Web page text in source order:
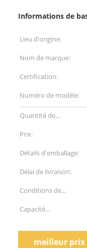
Informations de
Lieu d'origine:
Nom de marque:
Certification:
Numéro de modèle:
Quantité de
commande min:
Prix:
Détails d'emballage:
Délai de livraison:
Conditions de
paiement:
Capacité
meilleur prix